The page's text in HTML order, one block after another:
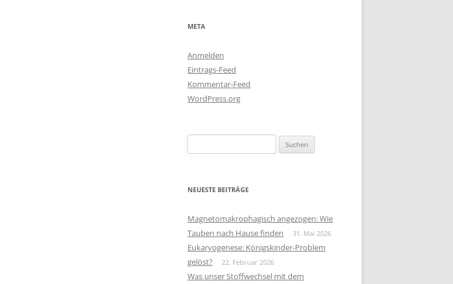
META
Anmelden
Eintrags-Feed
Kommentar-Feed
WordPress.org
nach:
NEUESTE BEITRÄGE
Magnetomakrophagisch angezogen: Wie
Tauben nach Hause finden
31. Mai 2026
Eukaryogenese: Königskinder-Problem
gelöst?
22. Februar 2026
Was unser Stoffwechsel mit dem